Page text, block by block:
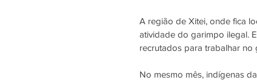
A região de Xitei, onde fica
atividade do garimpo ilegal.
recrutados para trabalhar no
No mesmo mês, indígenas